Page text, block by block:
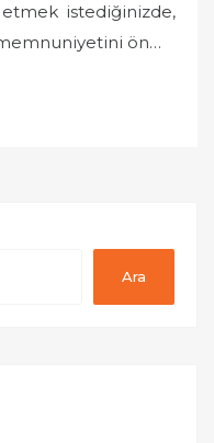
etmek istediğinizde,
ön…
Ara